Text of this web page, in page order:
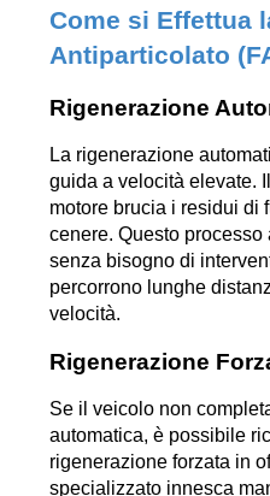
Come si Effettua
Antiparticolato
Rigenerazione
La rigenerazione
guida a velocità elevate.
motore brucia i residui di
cenere. Questo
senza bisogno di
percorrono lunghe
velocità.
Rigenerazione
Se il veicolo non
automatica, è possibile
rigenerazione forzata in
specializzato innesca